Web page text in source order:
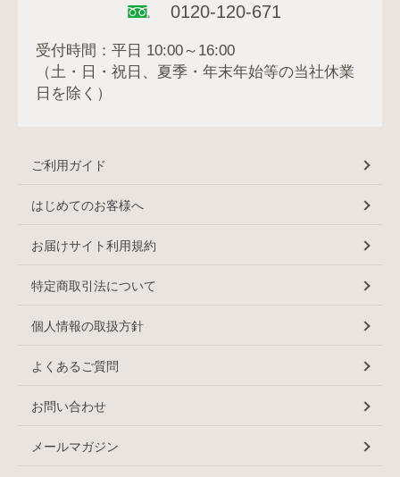
0120-120-671
受付時間：平日 10:00～16:00
（土・日・祝日、夏季・年末年始等の当社休業
日を除く）
ご利用ガイド
はじめてのお客様へ
お届けサイト利用規約
特定商取引法について
個人情報の取扱方針
よくあるご質問
お問い合わせ
メールマガジン